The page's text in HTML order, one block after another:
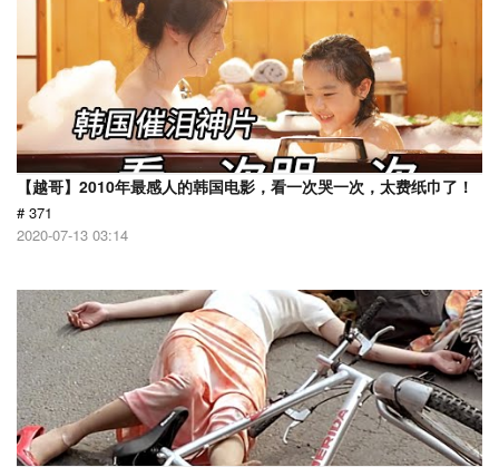
【越哥】2010年最感人的韩国电影，看一次哭一次，太费纸巾了！
# 371
2020-07-13 03:14